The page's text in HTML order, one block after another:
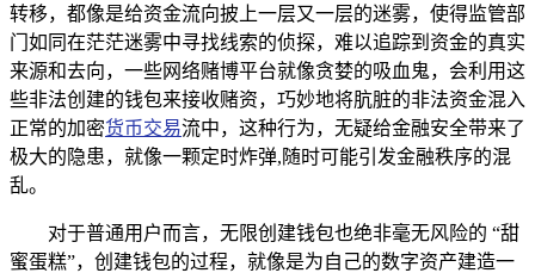
转移，都像是给资金流向披上一层又一层的迷雾，使得监管部
门如同在茫茫迷雾中寻找线索的侦探，难以追踪到资金的真实
来源和去向，一些网络赌博平台就像贪婪的吸血鬼，会利用这
些非法创建的钱包来接收赌资，巧妙地将肮脏的非法资金混入
正常的加密货币交易流中，这种行为，无疑给金融安全带来了
极大的隐患，就像一颗定时炸弹,随时可能引发金融秩序的混
乱。
对于普通用户而言，无限创建钱包也绝非毫无风险的 “甜
蜜蛋糕”，创建钱包的过程，就像是为自己的数字资产建造一